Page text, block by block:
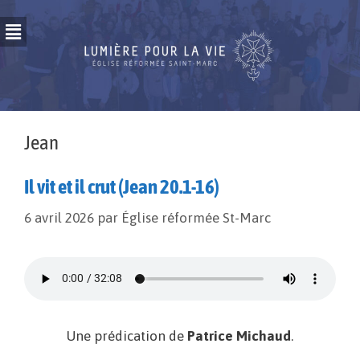
Jean
Il vit et il crut (Jean 20.1-16)
6 avril 2026 par Église réformée St-Marc
Une prédication de Patrice Michaud.